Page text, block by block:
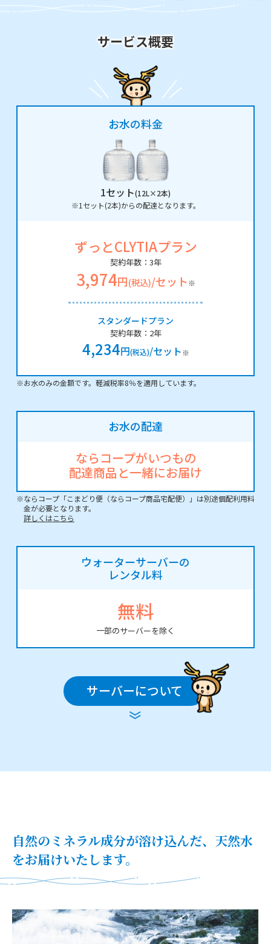
サービス概要
お水の料金
1セット(12L×2本)
※1セット(2本)からの配達となります。
ずっとCLYTIAプラン
契約年数：3年
3,974円(税込)/セット※
スタンダードプラン
契約年数：2年
4,234円(税込)/セット※
※お水のみの金額です。軽減税率8％を適用しています。
お水の配達
ならコープがいつもの
配達商品と一緒にお届け
※ならコープ「こまどり便（ならコープ商品宅配便）」は別途個配利用料
金が必要となります。
詳しくはこちら
ウォーターサーバーの
レンタル料
無料
一部のサーバーを除く
サーバーについて
自然のミネラル成分が溶け込んだ、天然水
をお届けいたします。